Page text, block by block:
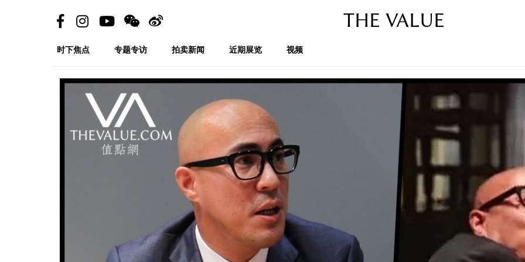
THE VALUE
时下焦点 专题专访 拍卖新闻 近期展览 视频